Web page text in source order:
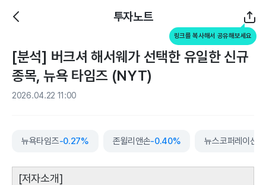
투자노트
링크를 복사해서 공유해보세요
[분석] 버크셔 해서웨가 선택한 유일한 신규
종목, 뉴욕 타임즈 (NYT)
2026.04.22 11:00
뉴욕타임즈-0.27% 존윌리앤손-0.40% 뉴스코퍼레이션
[저자소개]